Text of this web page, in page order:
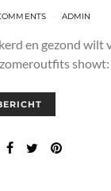
ADMIN
en gezond wilt